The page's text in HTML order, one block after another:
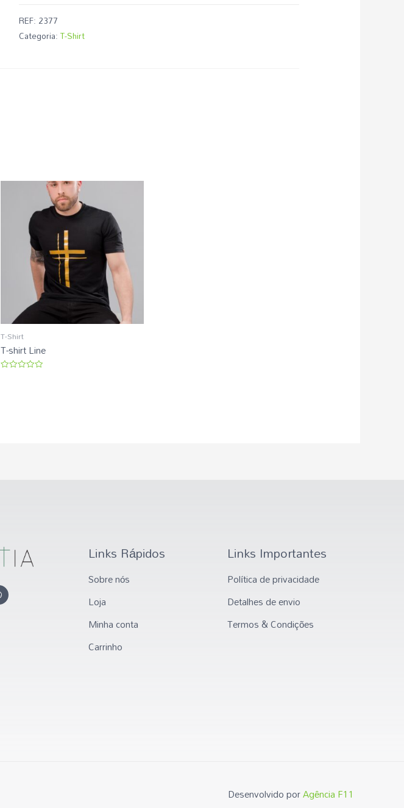
REF: 2377
Categoria:T-Shirt
T-Shirt
T-shirt Line
Links Rápidos
Sobre nós
Loja
Minha conta
Carrinho
Links Importantes
Política de privacidade
Detalhes de envio
Termos & Condições
Desenvolvido porAgência F11